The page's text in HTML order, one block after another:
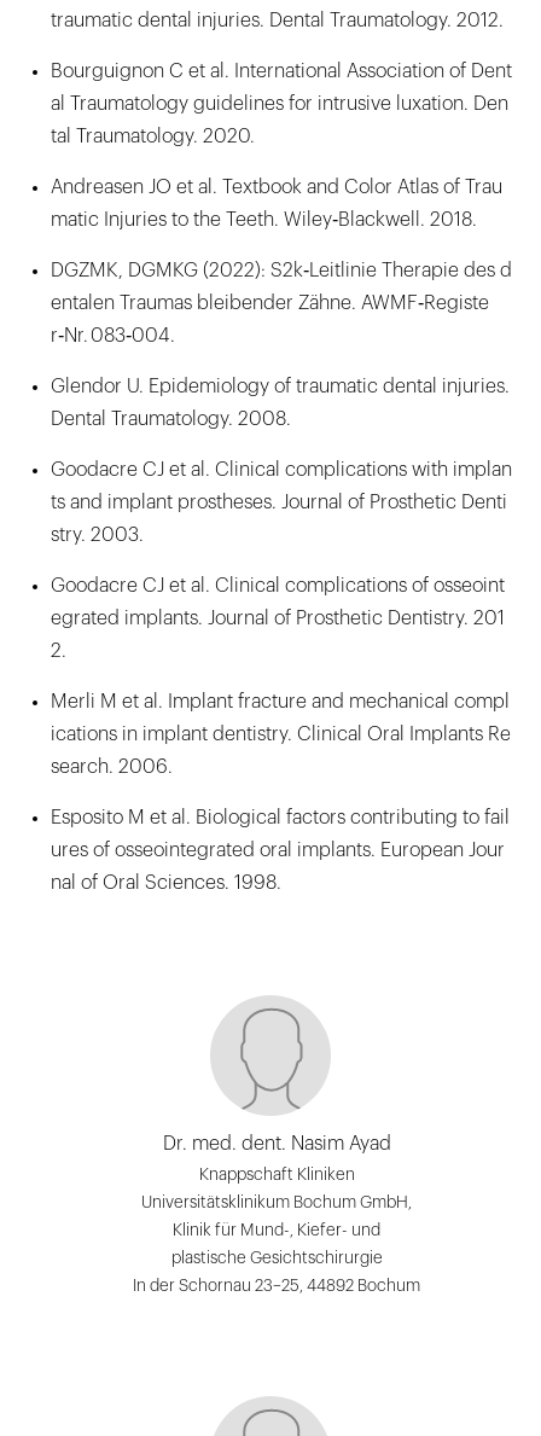
traumatic dental injuries. Dental Traumatology. 2012.
Bourguignon C et al. International Association of Dent
al Traumatology guidelines for intrusive luxation. Den
tal Traumatology. 2020.
Andreasen JO et al. Textbook and Color Atlas of Trau
matic Injuries to the Teeth. Wiley‑Blackwell. 2018.
DGZMK, DGMKG (2022): S2k‑Leitlinie Therapie des d
entalen Traumas bleibender Zähne. AWMF‑Registe
r‑Nr. 083‑004.
Glendor U. Epidemiology of traumatic dental injuries.
Dental Traumatology. 2008.
Goodacre CJ et al. Clinical complications with implan
ts and implant prostheses. Journal of Prosthetic Denti
stry. 2003.
Goodacre CJ et al. Clinical complications of osseoint
egrated implants. Journal of Prosthetic Dentistry. 201
2.
Merli M et al. Implant fracture and mechanical compl
ications in implant dentistry. Clinical Oral Implants Re
search. 2006.
Esposito M et al. Biological factors contributing to fail
ures of osseointegrated oral implants. European Jour
nal of Oral Sciences. 1998.
Dr. med. dent. Nasim Ayad
Knappschaft Kliniken
Universitätsklinikum Bochum GmbH,
Klinik für Mund-, Kiefer- und
plastische Gesichtschirurgie
In der Schornau 23–25, 44892 Bochum